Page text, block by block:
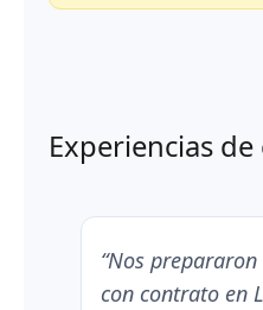
Experiencias
“Nos
con contrato en